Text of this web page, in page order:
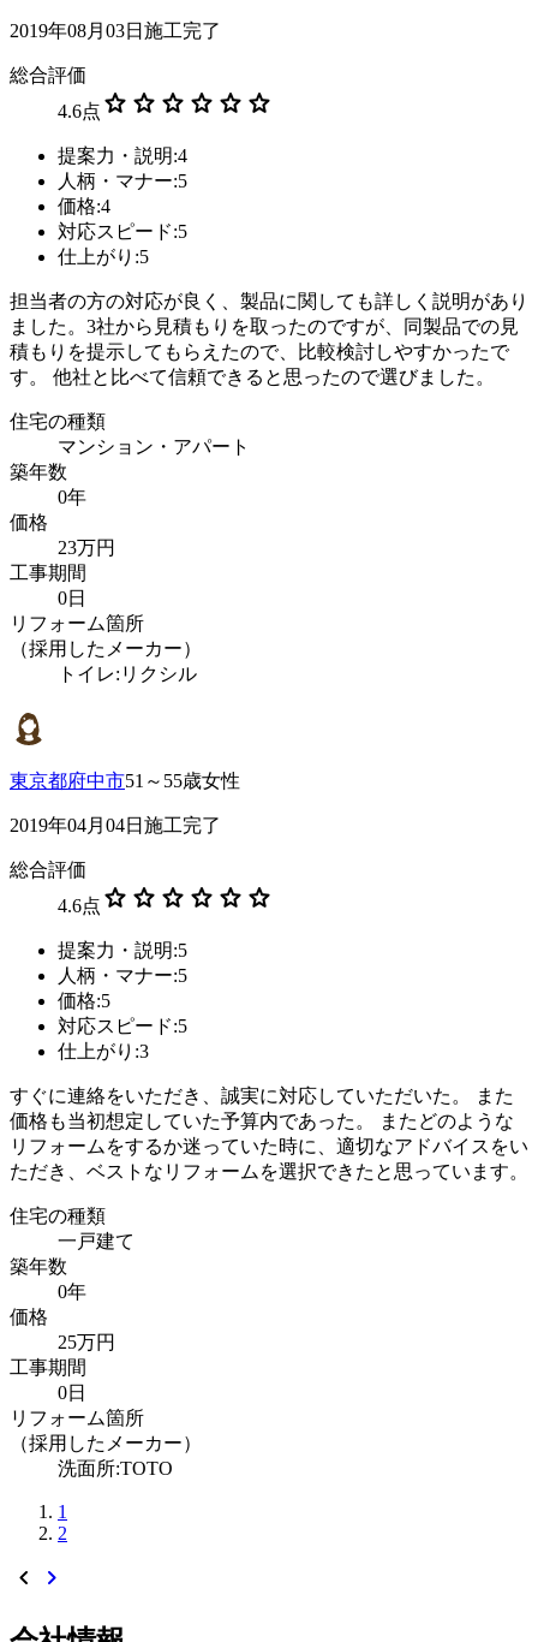
2019年08月03日施工完了
総合評価
4.6点 star star star star star star
提案力・説明:4
人柄・マナー:5
価格:4
対応スピード:5
仕上がり:5
担当者の方の対応が良く、製品に関しても詳しく説明があり
ました。3社から見積もりを取ったのですが、同製品での見
積もりを提示してもらえたので、比較検討しやすかったで
す。 他社と比べて信頼できると思ったので選びました。
住宅の種類
マンション・アパート
築年数
0年
価格
23万円
工事期間
0日
リフォーム箇所
（採用したメーカー）
トイレ:リクシル
東京都府中市51～55歳女性
2019年04月04日施工完了
総合評価
4.6点 star star star star star star
提案力・説明:5
人柄・マナー:5
価格:5
対応スピード:5
仕上がり:3
すぐに連絡をいただき、誠実に対応していただいた。 また
価格も当初想定していた予算内であった。 またどのような
リフォームをするか迷っていた時に、適切なアドバイスをい
ただき、ベストなリフォームを選択できたと思っています。
住宅の種類
一戸建て
築年数
0年
価格
25万円
工事期間
0日
リフォーム箇所
（採用したメーカー）
洗面所:TOTO
1
2
chevron_left chevron_right